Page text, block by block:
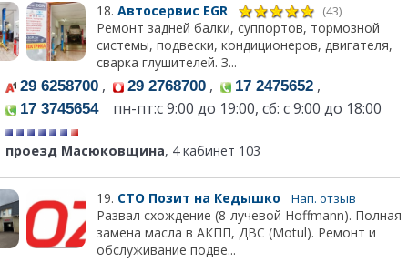
18. Автосервис EGR (43)
Ремонт задней балки, суппортов, тормозной
системы, подвески, кондиционеров, двигателя,
сварка глушителей. З...
29 6258700 , 29 2768700 , 17 2475652 ,
17 3745654пн-пт:c 9:00 до 19:00, сб: с 9:00 до 18:00
проезд Масюковщина, 4 кабинет 103
19. СТО Позит на Кедышко Нап. отзыв
Развал схождение (8-лучевой Hoffmann). Полная
замена масла в АКПП, ДВС (Motul). Ремонт и
обслуживание подве...